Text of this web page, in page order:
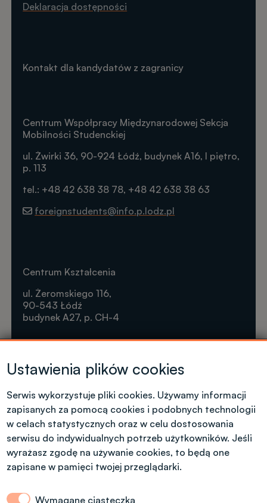
Deklaracja dostępności
Kontakt dla kandydatów z polskim
obywatelstwem
Kontakt dla kandydatów z zagranicy
Centrum Współpracy Międzynarodowej Sekcja
Mobilności Studenckiej
ul. Żwirki 36, 90-924 Łódź, budynek A16, I piętro,
p. 113
tel.: +48 42 638 38 78, +48 42 638 38 63
foreignstudents@info.p.lodz.pl
Centrum Kształcenia
ul. Żeromskiego 116,
90-543 Łódź
budynek A27, p. CH-4
Krótkie formy kształcenia
Tel. +48 42 631 23 14
microcredentials@info.p.lodz.pl
Ustawienia plików cookies
Serwis wykorzystuje pliki cookies. Używamy informacji
zapisanych za pomocą cookies i podobnych technologii
w celach statystycznych oraz w celu dostosowania
serwisu do indywidualnych potrzeb użytkowników. Jeśli
wyrażasz zgodę na używanie cookies, to będą one
zapisane w pamięci twojej przeglądarki.
Wymagane ciasteczka